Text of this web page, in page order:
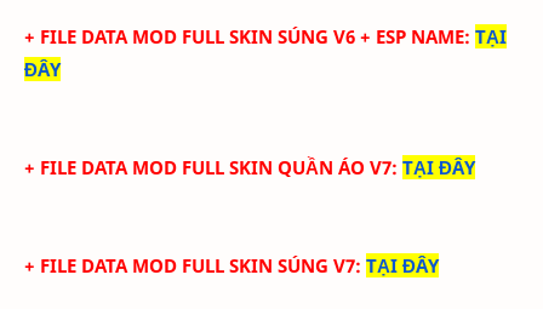
+ FILE DATA MOD FULL SKIN SÚNG V6 + ESP NAME: TẠI
ĐÂY
+ FILE DATA MOD FULL SKIN QUẦN ÁO V7: TẠI ĐÂY
+ FILE DATA MOD FULL SKIN SÚNG V7: TẠI ĐÂY